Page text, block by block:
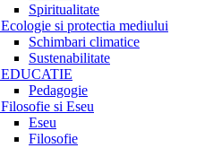
Spiritualitate
Ecologie si protectia mediului
Schimbari climatice
Sustenabilitate
EDUCATIE
Pedagogie
Filosofie si Eseu
Eseu
Filosofie